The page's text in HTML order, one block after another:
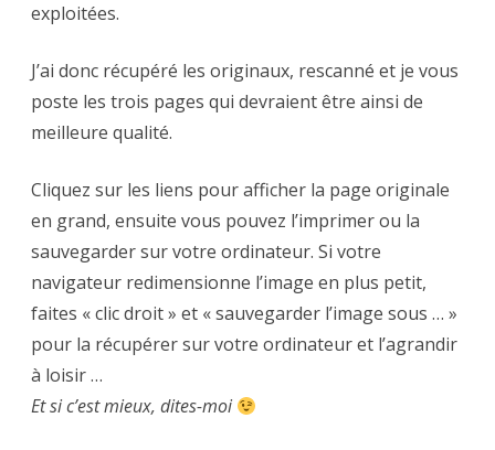
exploitées.
J’ai donc récupéré les originaux, rescanné et je vous
poste les trois pages qui devraient être ainsi de
meilleure qualité.
Cliquez sur les liens pour afficher la page originale
en grand, ensuite vous pouvez l’imprimer ou la
sauvegarder sur votre ordinateur. Si votre
navigateur redimensionne l’image en plus petit,
faites « clic droit » et « sauvegarder l’image sous … »
pour la récupérer sur votre ordinateur et l’agrandir
à loisir …
Et si c’est mieux, dites-moi